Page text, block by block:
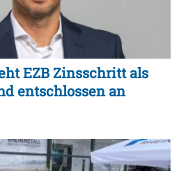
EZB Zinsschritt als
entschlossen an